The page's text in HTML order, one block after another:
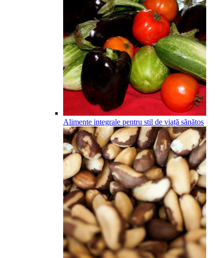
Alimente integrale pentru stil de viață sănătos